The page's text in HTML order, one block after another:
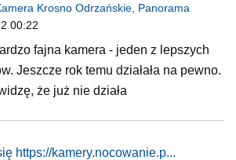
Krosno Odrzańskie, Panorama
00:22
fajna kamera - jeden z lepszych
Jeszcze rok temu działała na pewno.
że już nie działa
https://kamery.nocowanie.p...